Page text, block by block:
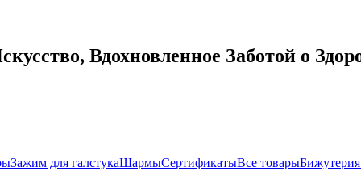
Вдохновленное Заботой о
Зажим для галстукаШармыСертификатыВсе товары